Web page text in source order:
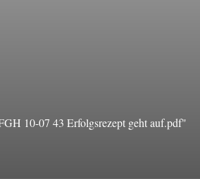
10-07 43 Erfolgsrezept geht auf.pdf"